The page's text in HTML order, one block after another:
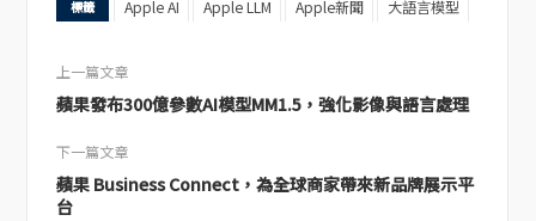
標籤 Apple AI Apple LLM Apple新聞 大語言模型
上一篇文章
蘋果發布300億參數AI模型MM1.5，強化影像與語言處理
下一篇文章
蘋果 Business Connect，為全球商家帶來新品牌展示平
台